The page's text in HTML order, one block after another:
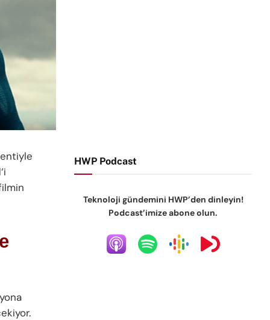
‘i
HWP Podcast
Teknoloji gündemini HWP’den dinleyin!
Podcast’imize abone olun.